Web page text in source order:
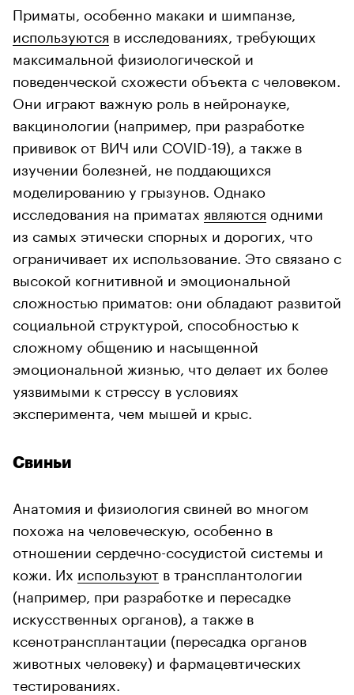
Приматы, особенно макаки и шимпанзе,
используются в исследованиях, требующих
максимальной физиологической и
поведенческой схожести объекта с человеком.
Они играют важную роль в нейронауке,
вакцинологии (например, при разработке
прививок от ВИЧ или COVID-19), а также в
изучении болезней, не поддающихся
моделированию у грызунов. Однако
исследования на приматах являются одними
из самых этически спорных и дорогих, что
ограничивает их использование. Это связано с
высокой когнитивной и эмоциональной
сложностью приматов: они обладают развитой
социальной структурой, способностью к
сложному общению и насыщенной
эмоциональной жизнью, что делает их более
уязвимыми к стрессу в условиях
эксперимента, чем мышей и крыс.
Свиньи
Анатомия и физиология свиней во многом
похожа на человеческую, особенно в
отношении сердечно-сосудистой системы и
кожи. Их используют в трансплантологии
(например, при разработке и пересадке
искусственных органов), а также в
ксенотрансплантации (пересадка органов
животных человеку) и фармацевтических
тестированиях.